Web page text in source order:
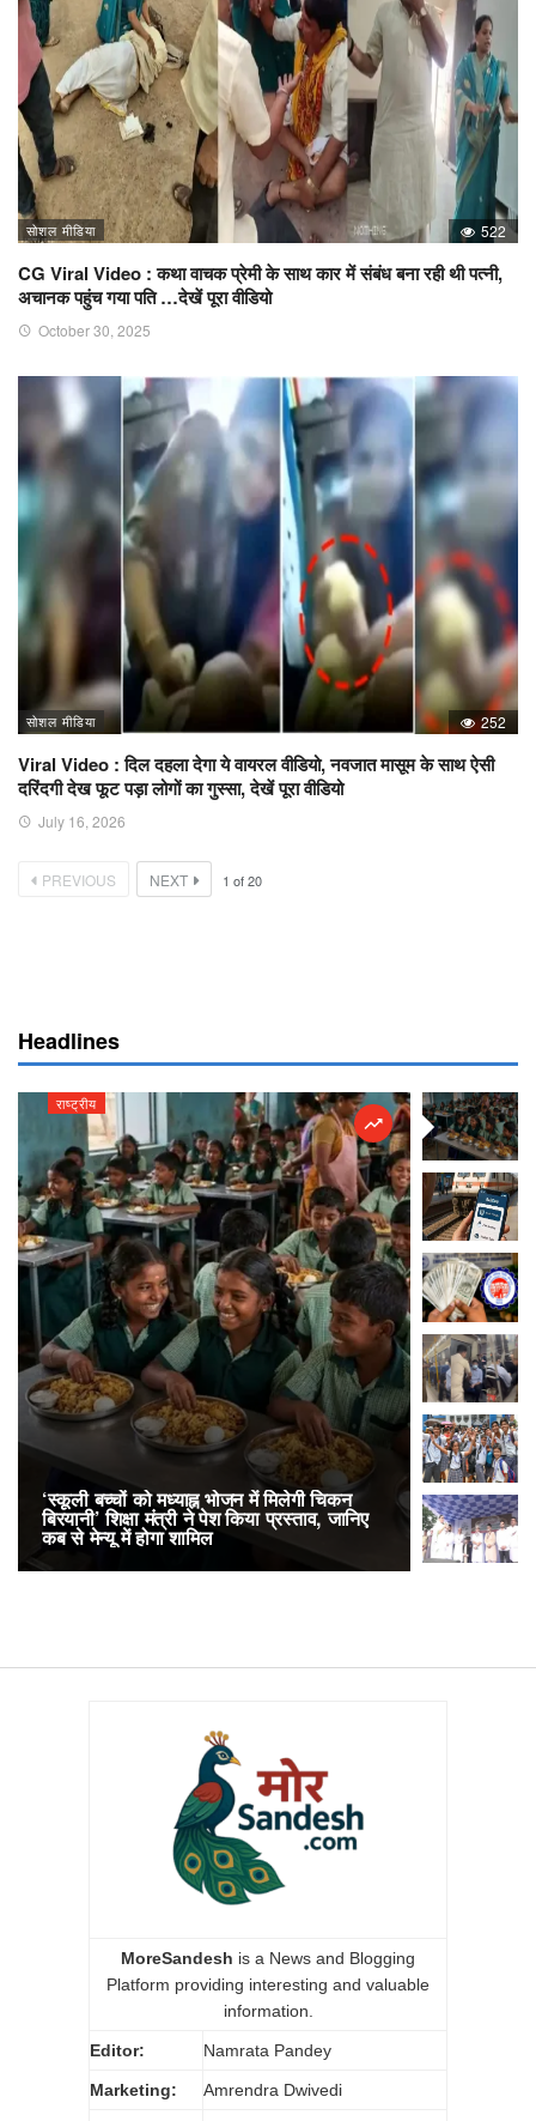
सोशल मीडिया 522
CG Viral Video : कथा वाचक प्रेमी के साथ कार में संबंध बना रही थी पत्नी,
अचानक पहुंच गया पति …देखें पूरा वीडियो
October 30, 2025
सोशल मीडिया 252
Viral Video : दिल दहला देगा ये वायरल वीडियो, नवजात मासूम के साथ ऐसी
दरिंदगी देख फूट पड़ा लोगों का गुस्सा, देखें पूरा वीडियो
July 16, 2026
PREVIOUS NEXT 1 of20
Headlines
राष्ट्रीय
‘स्कूली बच्चों को मध्याह्न भोजन में मिलेगी चिकन
बिरयानी’ शिक्षा मंत्री ने पेश किया प्रस्ताव, जानिए
कब से मेन्यू में होगा शामिल
राष्ट्रीय
RailOne
लोकप्रिय,
अनारक्षित
MoreSandesh is a News and Blogging
Platform providing interesting and valuable
information.
Editor: Namrata Pandey
Marketing: Amrendra Dwivedi